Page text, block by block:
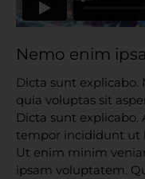
Nemo enim
Dicta sunt
quia voluptas sit
Dicta sunt explicabo.
tempor incididunt ut
Ut enim minim
ipsam voluptatem.